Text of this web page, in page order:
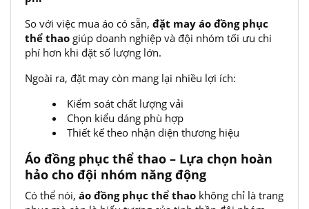
So với việc mua áo có sẵn, đặt may áo đồng phục
thể thao giúp doanh nghiệp và đội nhóm tối ưu chi
phí hơn khi đặt số lượng lớn.
Ngoài ra, đặt may còn mang lại nhiều lợi ích:
Kiểm soát chất lượng vải
Chọn kiểu dáng phù hợp
Thiết kế theo nhận diện thương hiệu
Áo đồng phục thể thao – Lựa chọn hoàn
hảo cho đội nhóm năng động
Có thể nói, áo đồng phục thể thao không chỉ là trang